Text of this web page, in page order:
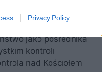
Privacy Policy
na
jako pośrednika
kontroli
nad Kościołem